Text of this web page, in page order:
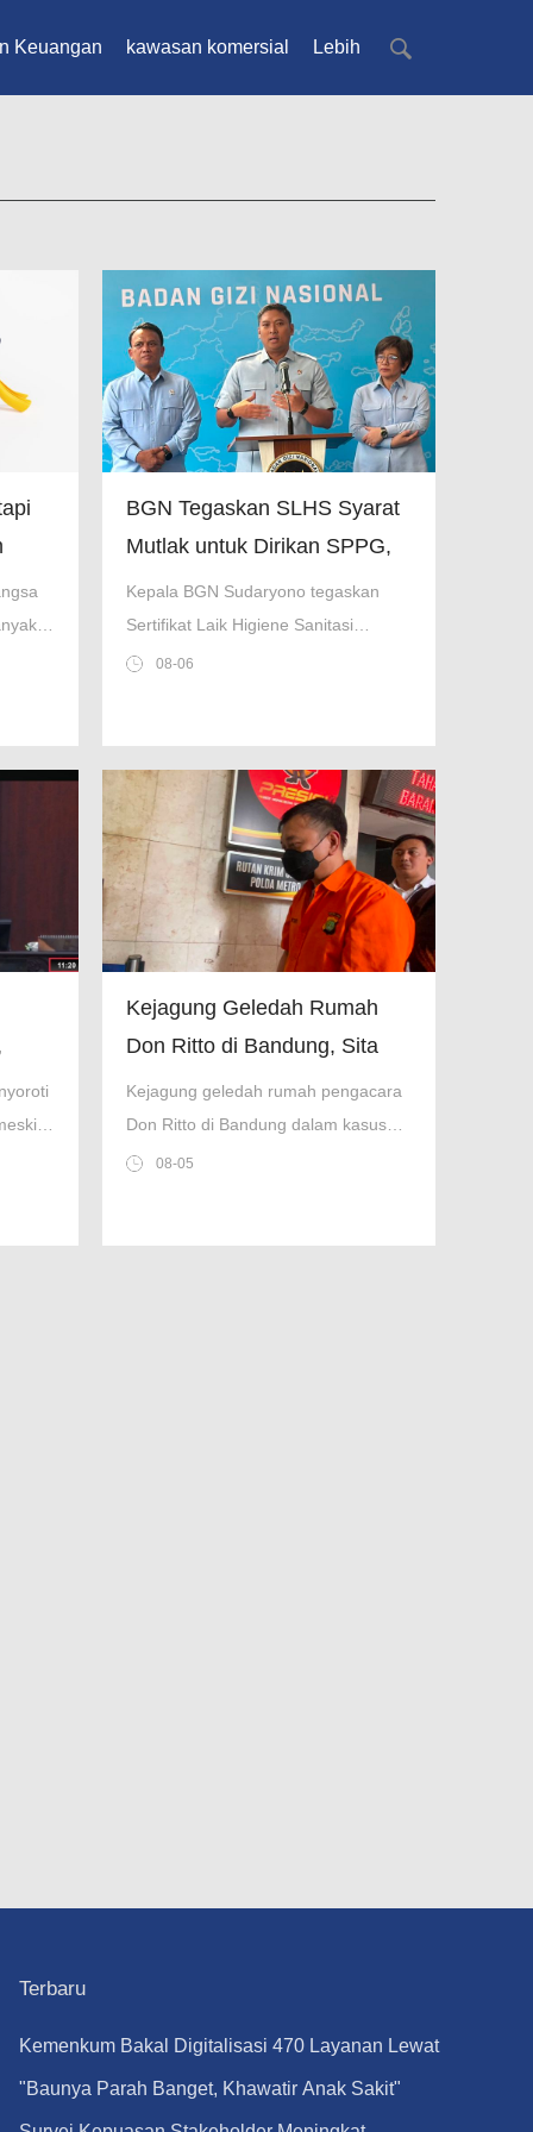
Keuangan kawasan komersial Lebih
BGN Tegaskan SLHS Syarat
Mutlak untuk Dirikan SPPG,
Bukan Administratif
Kepala BGN Sudaryono tegaskan
Sertifikat Laik Higiene Sanitasi
(SLHS) adalah syarat mutlak program
08-06
Kejagung Geledah Rumah
Don Ritto di Bandung, Sita
Dokumen Terkait Febrie
Adriansyah
Kejagung geledah rumah pengacara
Don Ritto di Bandung dalam kasus
TPPU Febrie Adriansyah. Penyidik
08-05
Terbaru
Kemenkum Bakal Digitalisasi 470 Layanan Lewat
1 Aplikasi Super Mulai September
"Baunya Parah Banget, Khawatir Anak Sakit"